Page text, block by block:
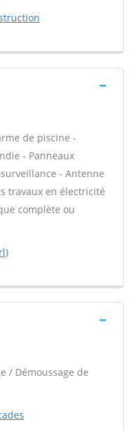
de piscine -
- Panneaux
- Antenne
travaux en électricité
complète ou
/ Démoussage de